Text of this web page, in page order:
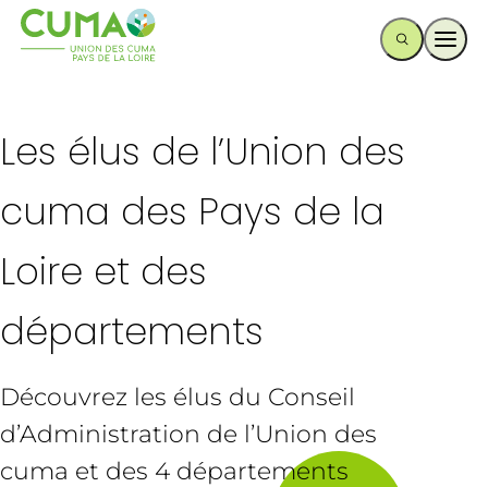
Les élus de l’Union des
cuma des Pays de la
Loire et des
départements
Découvrez les élus du Conseil
d’Administration de l’Union des
cuma et des 4 départements